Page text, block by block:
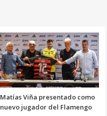
Matías Viña presentado como
nuevo jugador del Flamengo